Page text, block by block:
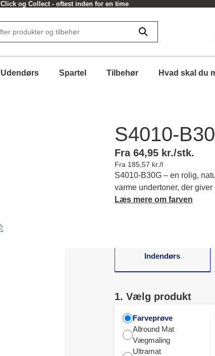
Click og Collect - oftest inden for en time
Udendørs Spartel Tilbehør Hvad skal du
S4010-
Fra 64,95 kr./stk.
Fra 185,57 kr./l
S4010-B30G – en rolig,
varme undertoner, der
atmosfære. Du oplever en
Læs mere om farven
Indendørs
1. Vælg produkt
Farveprøve
Allround Mat
Vægmaling
Ultramat